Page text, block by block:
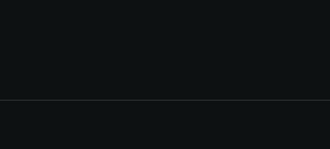
del sito e non